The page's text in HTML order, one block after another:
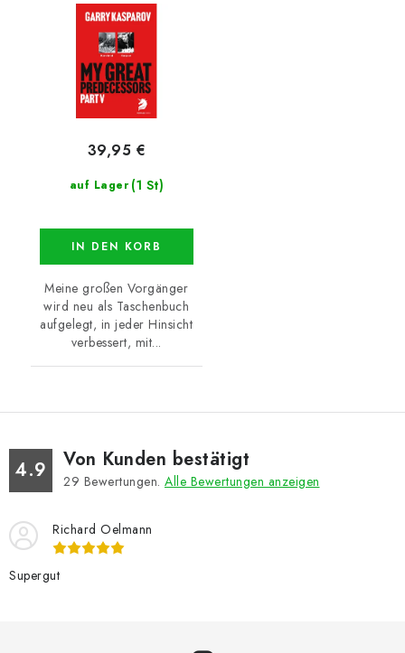
auf Lager (1 St)
39,95 €
IN DEN KORB
Meine großen Vorgänger
wird neu als Taschenbuch
aufgelegt, in jeder Hinsicht
verbessert, mit...
4.9 Von Kunden bestätigt
29 Bewertungen. Alle Bewertungen anzeigen
Richard Oelmann
Supergut